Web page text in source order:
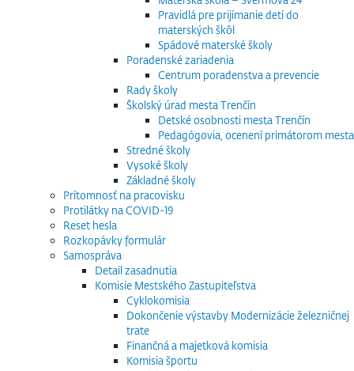
Pravidlá pre prijímanie detí do
materských škôl
Spádové materské školy
Poradenské zariadenia
Centrum poradenstva a prevencie
Rady školy
Školský úrad mesta Trenčín
Detské osobnosti mesta Trenčín
Pedagógovia, ocenení primátorom mesta
Stredné školy
Vysoké školy
Základné školy
Prítomnosť na pracovisku
Protilátky na COVID-19
Reset hesla
Rozkopávky formulár
Samospráva
Detail zasadnutia
Komisie Mestského Zastupiteľstva
Cyklokomisia
Dokončenie výstavby Modernizácie železničnej
trate
Finančná a majetková komisia
Komisia športu